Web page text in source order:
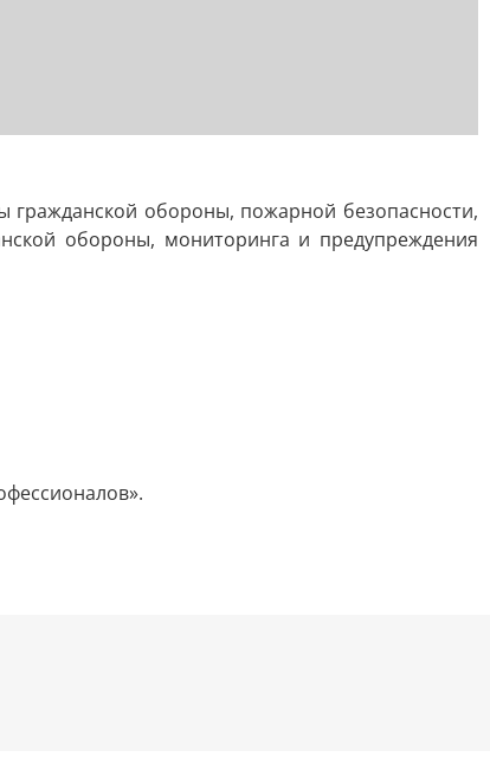
гражданской обороны, пожарной безопасности,
обороны, мониторинга и предупреждения